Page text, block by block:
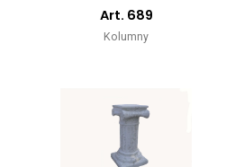
Art. 689
Kolumny